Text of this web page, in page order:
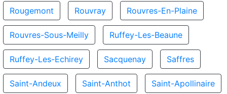
Rougemont Rouvray Rouvres-En-Plaine
Rouvres-Sous-Meilly Ruffey-Les-Beaune
Ruffey-Les-Echirey Sacquenay Saffres
Saint-Andeux Saint-Anthot Saint-Apollinaire